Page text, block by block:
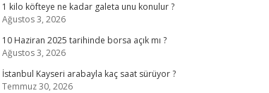
1 kilo köfteye ne kadar galeta unu konulur ?
Ağustos 3, 2026
10 Haziran 2025 tarihinde borsa açık mı ?
Ağustos 3, 2026
İstanbul Kayseri arabayla kaç saat sürüyor ?
Temmuz 30, 2026